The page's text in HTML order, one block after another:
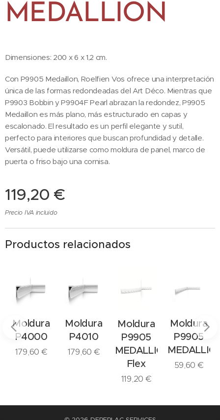
MEDALLION
Dimensiones: 200 x 6 x 1,2 cm.
Con P9905 Medaillon, Roelfien Vos ofrece una interpretación
única de las formas redondeadas del Art Déco. Mientras que
P9903 Bobbin y P9904F Pearl abrazan la redondez, P9905
Medaillon es más plano, más estructurado en capas y
escalonado. El resultado es un perfil elegante y sutil,
perfecto para interiores que buscan profundidad y detalle.
Versátil, puede utilizarse como moldura de panel, marco de
puerta o friso bajo una cornisa.
119,20 €
Precio IVA incluido
Productos relacionados
Moldura
P4000
179,60 €
Moldura
P4010
179,60 €
Moldura
P9905
MEDALLION
Flex
119,20 €
Moldura
P9905
59,60 €